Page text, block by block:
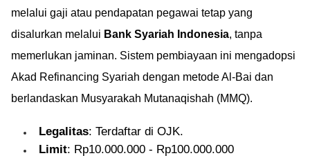
melalui gaji atau pendapatan pegawai tetap yang
disalurkan melalui Bank Syariah Indonesia, tanpa
memerlukan jaminan. Sistem pembiayaan ini mengadopsi
Akad Refinancing Syariah dengan metode Al-Bai dan
berlandaskan Musyarakah Mutanaqishah (MMQ).
Legalitas: Terdaftar di OJK.
Limit: Rp10.000.000 - Rp100.000.000